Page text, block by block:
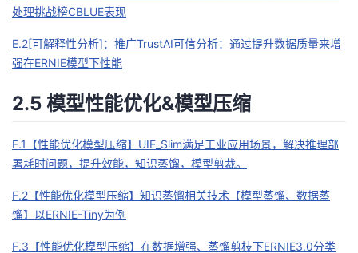
处理挑战榜CBLUE表现
E.2[可解释性分析]：推广TrustAI可信分析：通过提升数据质量来增
强在ERNIE模型下性能
2.5 模型性能优化&模型压缩
F.1【性能优化模型压缩】UIE_Slim满足工业应用场景，解决推理部
署耗时问题，提升效能，知识蒸馏，模型剪裁。
F.2【性能优化模型压缩】知识蒸馏相关技术【模型蒸馏、数据蒸
馏】以ERNIE-Tiny为例
F.3【性能优化模型压缩】在数据增强、蒸馏剪枝下ERNIE3.0分类